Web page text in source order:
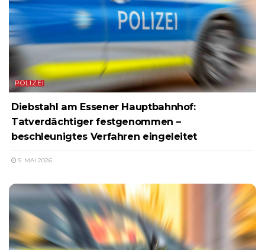
POLIZEI
Diebstahl am Essener Hauptbahnhof:
Tatverdächtiger festgenommen –
beschleunigtes Verfahren eingeleitet
5. MAI 2026